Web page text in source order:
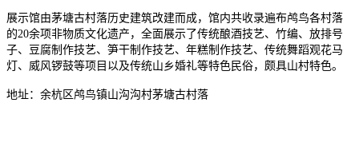
展示馆由茅塘古村落历史建筑改建而成，馆内共收录遍布鸬鸟各村落
的20余项非物质文化遗产，全面展示了传统酿酒技艺、竹编、放排号
子、豆腐制作技艺、笋干制作技艺、年糕制作技艺、传统舞蹈观花马
灯、威风锣鼓等项目以及传统山乡婚礼等特色民俗，颇具山村特色。
地址：余杭区鸬鸟镇山沟沟村茅塘古村落